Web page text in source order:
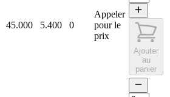
45.000 5.400 0
Appeler
pour le
prix
Ajouter
au
panier